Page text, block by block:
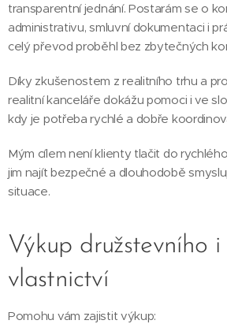
transparentní jednání. Postarám se o
administrativu, smluvní dokumentaci i
celý převod proběhl bez zbytečných
Díky zkušenostem z realitního trhu a
realitní kanceláře dokážu pomoci i ve
kdy je potřeba rychlé a dobře
Mým cílem není klienty tlačit do
jim najít bezpečné a dlouhodobě
situace.
Výkup družstevního i
vlastnictví
Pomohu vám zajistit výkup: